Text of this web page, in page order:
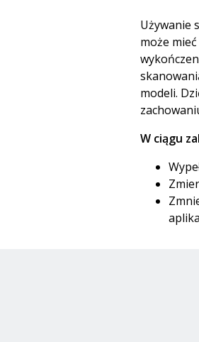
Używanie
może
modeli.
W ciągu